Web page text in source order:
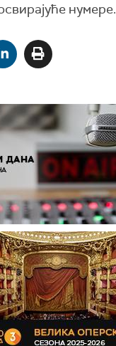
нумере.